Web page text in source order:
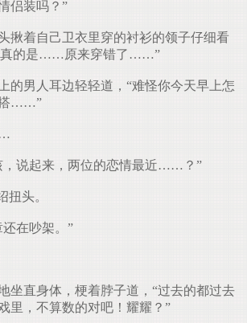
侣装吗？”
揪着自己卫衣里穿的衬衫的领子仔细看
真的是……原来穿错了……”
的男人耳边轻轻道，“难怪你今天早上怎
搭……”
说起来，两位的恋情最近……？”
扭头。
在吵架。”
坐直身体，梗着脖子道，“过去的都过去
里，不算数的对吧！耀耀？”